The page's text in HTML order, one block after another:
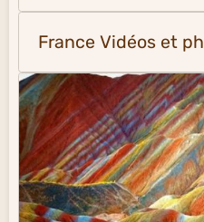
France Vidéos et